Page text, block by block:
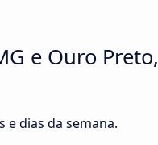
e Ouro Preto,
e dias da semana.